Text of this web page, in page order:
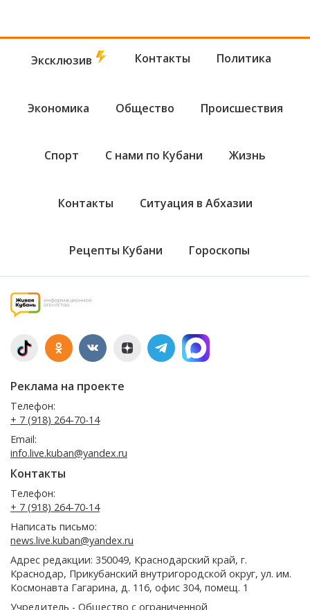
Эксклюзив Контакты Политика
Экономика Общество Происшествия
Спорт С нами по Кубани Жизнь
Контакты Ситуация в Абхазии
Рецепты Кубани Гороскопы
Реклама на проекте
Телефон:
+ 7 (918) 264-70-14
Email:
info.live.kuban@yandex.ru
Контакты
Телефон:
+ 7 (918) 264-70-14
Написать письмо:
news.live.kuban@yandex.ru
Адрес редакции: 350049, Краснодарский край, г.
Краснодар, Прикубанский внутригородской округ, ул. им.
Космонавта Гагарина, д. 116, офис 304, помещ. 1
Учредитель - Общество с ограниченной